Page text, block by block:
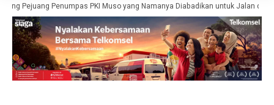
Pejuang Penumpas PKI Muso yang Namanya Diabadikan untuk Jalan di